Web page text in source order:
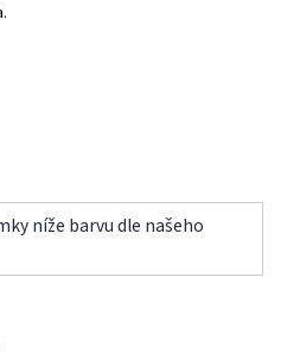
níže barvu dle našeho